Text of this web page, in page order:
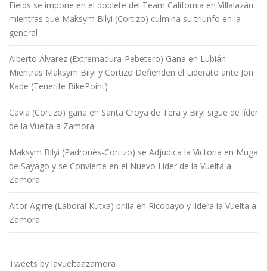
Fields se impone en el doblete del Team California en Villalazán
mientras que Maksym Bilyi (Cortizo) culmina su triunfo en la
general
Alberto Álvarez (Extremadura-Pebetero) Gana en Lubián
Mientras Maksym Bilyi y Cortizo Defienden el Liderato ante Jon
Kade (Tenerife BikePoint)
Cavia (Cortizo) gana en Santa Croya de Tera y Bilyi sigue de líder
de la Vuelta a Zamora
Maksym Bilyi (Padronés-Cortizo) se Adjudica la Victoria en Muga
de Sayago y se Convierte en el Nuevo Líder de la Vuelta a
Zamora
Aitor Agirre (Laboral Kutxa) brilla en Ricobayo y lidera la Vuelta a
Zamora
Tweets by lavueltaazamora